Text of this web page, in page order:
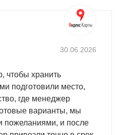
установить
представлена схема
30.06.2026
чтобы хранить
подготовили место,
где менеджер
варианты, мы
пожеланиями, и после